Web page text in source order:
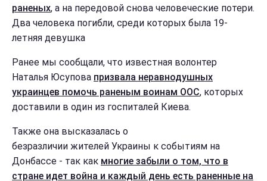
раненых, а на передовой снова человеческие потери.
Два человека погибли, среди которых была 19-
летняя девушка
Ранее мы сообщали, что известная волонтер
Наталья Юсупова призвала неравнодушных
украинцев помочь раненым воинам ООС, которых
доставили в один из госпиталей Киева.
Также она высказалась о
безразличии жителей Украины к событиям на
Донбассе - так как многие забыли о том, что в
стране идет война и каждый день есть раненные на